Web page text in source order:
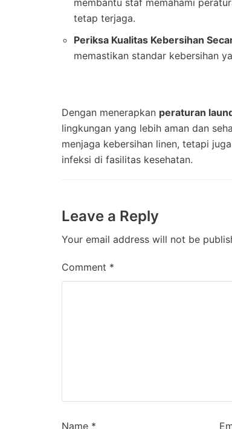
tetap terjaga.
Periksa Kualitas Kebersihan
memastikan standar kebersihan
Dengan menerapkan peraturan
lingkungan yang lebih aman dan
menjaga kebersihan linen, tetapi
infeksi di fasilitas kesehatan.
Leave a Reply
Your email address will not be
Comment *
Name *